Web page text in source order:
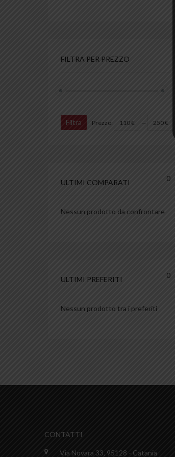
FILTRA PER PREZZO
Filtra Prezzo: 110 € — 250 €
ULTIMI COMPARATI
Nessun prodotto da confrontare
0
ULTIMI PREFERITI
Nessun prodotto tra i preferiti
0
CONTATTI
Via Novara 33, 95128 - Catania